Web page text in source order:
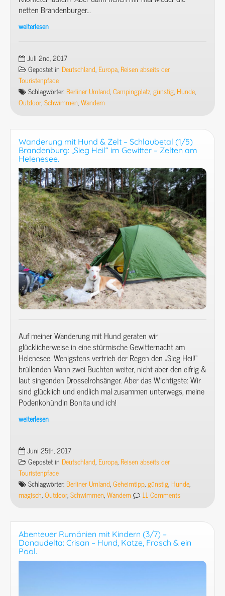
netten Brandenburger…
weiterlesen
Hund
&
Zelt-
Schlaubetal
(4/5)
am
Treppelsee.
Ruhetag
im
Restaurant
und
dann
fressen
die
Waschbären
auch
noch
Bonitas
Hundefutter.
Juli 2nd, 2017
Gepostet in Deutschland, Europa, Reisen abseits der
Touristenpfade
Schlagwörter: Berliner Umland,Campingplatz,günstig, Hunde,
Outdoor,Schwimmen,Wandern
Wanderung mit Hund & Zelt – Schlaubetal (1/5)
Brandenburg: „Sieg Heil“ im Gewitter – Zelten am
Helenesee.
Auf meiner Wanderung mit Hund geraten wir
glücklicherweise in eine stürmische Gewitternacht am
Helenesee. Wenigstens vertrieb der Regen den „Sieg Heil!“
brüllenden Mann zwei Buchten weiter, nicht aber den eifrig &
laut singenden Drosselrohsänger. Aber das Wichtigste: Wir
sind glücklich und endlich mal zusammen unterwegs, meine
Podenkohündin Bonita und ich!
weiterlesen
Hund
&
Zelt
–
Schlaubetal
„Sieg
Heil“
im
Gewitter
Juni 25th, 2017
Gepostet in Deutschland, Europa, Reisen abseits der
Touristenpfade
Schlagwörter: Berliner Umland,Geheimtipp,günstig, Hunde,
magisch,Outdoor,Schwimmen,Wandern 11 Comments
Abenteuer Rumänien mit Kindern (3/7) –
Donaudelta: Crisan – Hund, Katze, Frosch & ein
Pool.